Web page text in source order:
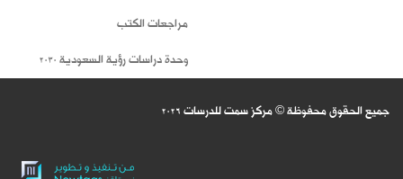
مراجعات الكتب
وحدة دراسات رؤية السعودية 2030
جميع الحقوق محفوظة © مركز سمت للدرسات2026